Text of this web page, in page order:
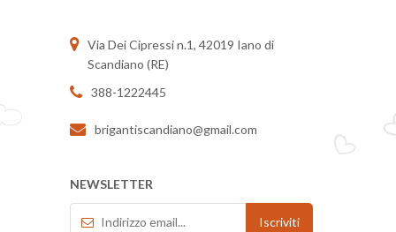
Via Dei Cipressi n.1, 42019 Iano di
Scandiano (RE)
388-1222445
brigantiscandiano@gmail.com
NEWSLETTER